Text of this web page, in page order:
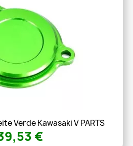
Verde Kawasaki V PARTS
€